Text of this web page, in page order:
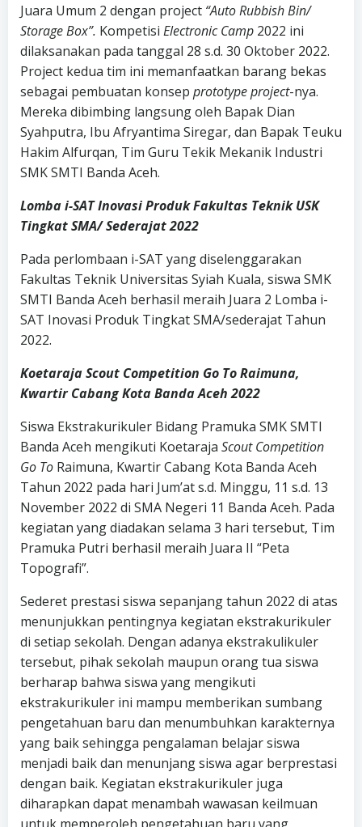
Juara Umum 2 dengan project “Auto Rubbish Bin/
Storage Box”. Kompetisi Electronic Camp 2022 ini
dilaksanakan pada tanggal 28 s.d. 30 Oktober 2022.
Project kedua tim ini memanfaatkan barang bekas
sebagai pembuatan konsep prototype project-nya.
Mereka dibimbing langsung oleh Bapak Dian
Syahputra, Ibu Afryantima Siregar, dan Bapak Teuku
Hakim Alfurqan, Tim Guru Tekik Mekanik Industri
SMK SMTI Banda Aceh.
Lomba i-SAT Inovasi Produk Fakultas Teknik USK
Tingkat SMA/ Sederajat 2022
Pada perlombaan i-SAT yang diselenggarakan
Fakultas Teknik Universitas Syiah Kuala, siswa SMK
SMTI Banda Aceh berhasil meraih Juara 2 Lomba i-
SAT Inovasi Produk Tingkat SMA/sederajat Tahun
2022.
Koetaraja Scout Competition Go To Raimuna,
Kwartir Cabang Kota Banda Aceh 2022
Siswa Ekstrakurikuler Bidang Pramuka SMK SMTI
Banda Aceh mengikuti Koetaraja Scout Competition
Go To Raimuna, Kwartir Cabang Kota Banda Aceh
Tahun 2022 pada hari Jum’at s.d. Minggu, 11 s.d. 13
November 2022 di SMA Negeri 11 Banda Aceh. Pada
kegiatan yang diadakan selama 3 hari tersebut, Tim
Pramuka Putri berhasil meraih Juara II “Peta
Topografi”.
Sederet prestasi siswa sepanjang tahun 2022 di atas
menunjukkan pentingnya kegiatan ekstrakurikuler
di setiap sekolah. Dengan adanya ekstrakulikuler
tersebut, pihak sekolah maupun orang tua siswa
berharap bahwa siswa yang mengikuti
ekstrakurikuler ini mampu memberikan sumbang
pengetahuan baru dan menumbuhkan karakternya
yang baik sehingga pengalaman belajar siswa
menjadi baik dan menunjang siswa agar berprestasi
dengan baik. Kegiatan ekstrakurikuler juga
diharapkan dapat menambah wawasan keilmuan